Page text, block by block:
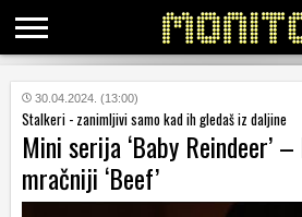
KATEGORIJE
HRVATSKI
WEB
30.04.2024. (13:00)
Stalkeri - zanimljivi samo kad ih gledaš iz daljine
Mini serija ‘Baby Reindeer’
mračniji ‘Beef’